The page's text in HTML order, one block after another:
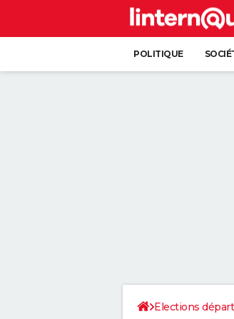
POLITIQUE
Elections